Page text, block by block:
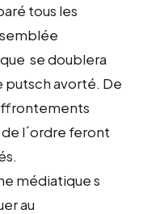
tous les
se doublera
avorté. De
l´ordre feront
médiatique s
au